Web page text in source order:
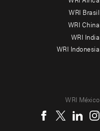
WRI Brasil
WRI China
WRI India
WRI Indonesia
WRI México